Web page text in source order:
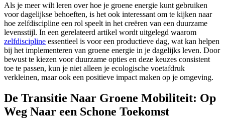
Als je meer wilt leren over hoe je groene energie kunt gebruiken
voor dagelijkse behoeften, is het ook interessant om te kijken naar
hoe zelfdiscipline een rol speelt in het creëren van een duurzame
levensstijl. In een gerelateerd artikel wordt uitgelegd waarom
zelfdiscipline essentieel is voor een productieve dag, wat kan helpen
bij het implementeren van groene energie in je dagelijks leven. Door
bewust te kiezen voor duurzame opties en deze keuzes consistent
toe te passen, kun je niet alleen je ecologische voetafdruk
verkleinen, maar ook een positieve impact maken op je omgeving.
De Transitie Naar Groene Mobiliteit: Op
Weg Naar een Schone Toekomst